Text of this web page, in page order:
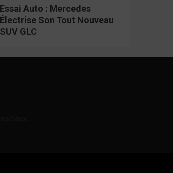
Essai Auto : Mercedes
Électrise Son Tout Nouveau
SUV GLC